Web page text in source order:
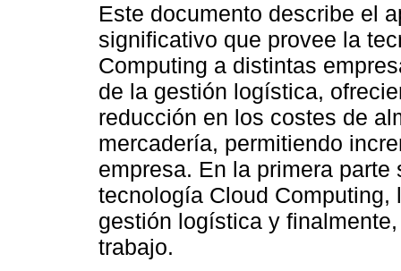
Este documento describe el
significativo que provee la
Computing a distintas
de la gestión logística,
reducción en los costes de
mercadería, permitiendo
empresa. En la primera
tecnología Cloud Computing,
gestión logística y
trabajo.